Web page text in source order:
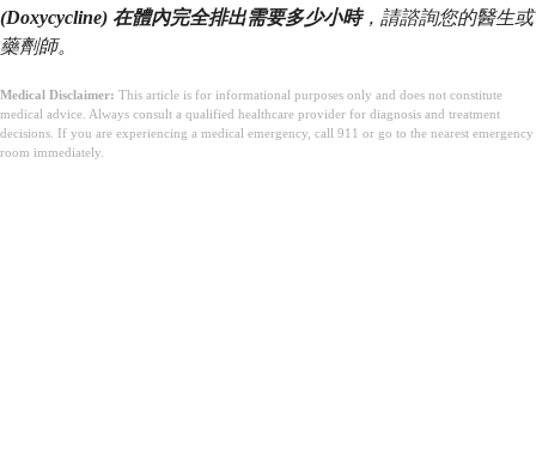
(Doxycycline) 在體內完全排出需要多少小時，請諮詢您的醫生或
藥劑師。
Medical Disclaimer: This article is for informational purposes only and does not constitute
medical advice. Always consult a qualified healthcare provider for diagnosis and treatment
decisions. If you are experiencing a medical emergency, call 911 or go to the nearest emergency
room immediately.